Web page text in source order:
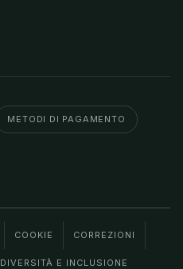
METODI DI PAGAMENTO
COOKIE CORREZIONI
DIVERSITÀ E INCLUSIONE